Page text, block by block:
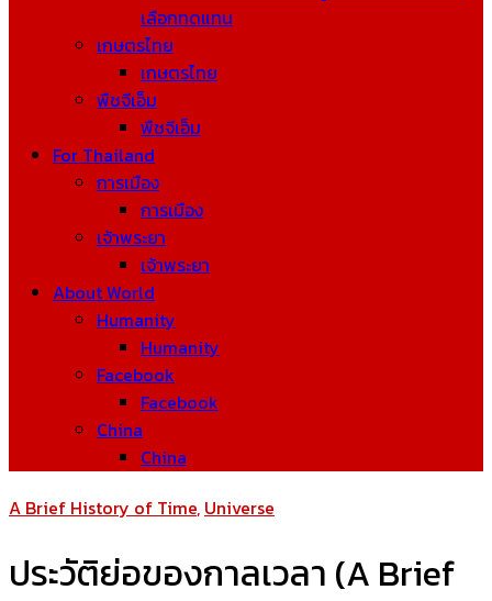
เลือกทดแทน
เกษตรไทย
เกษตรไทย
พืชจีเอ็ม
พืชจีเอ็ม
For Thailand
การเมือง
การเมือง
เจ้าพระยา
เจ้าพระยา
About World
Humanity
Humanity
Facebook
Facebook
China
China
A Brief History of Time, Universe
ประวัติย่อของกาลเวลา (A Brief